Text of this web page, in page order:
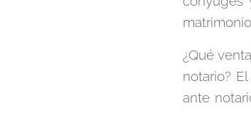
¿Qué
notario?
ante